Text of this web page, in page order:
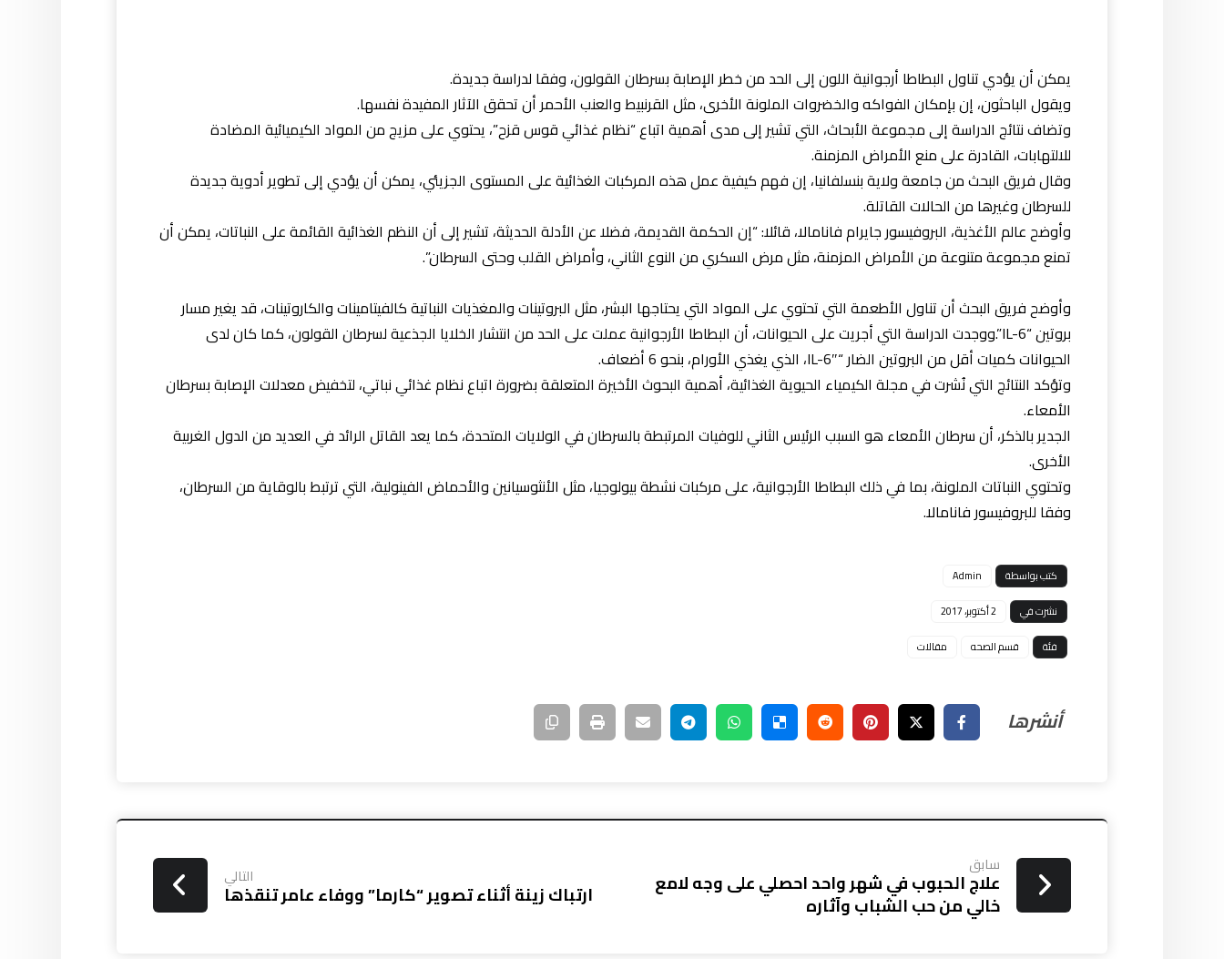
يمكن أن يؤدي تناول البطاطا أرجوانية اللون إلى الحد من خطر الإصابة بسرطان القولون، وفقا لدراسة جديدة.
ويقول الباحثون، إن بإمكان الفواكه والخضروات الملونة الأخرى، مثل القرنبيط والعنب الأحمر أن تحقق الآثار المفيدة نفسها.
وتضاف نتائج الدراسة إلى مجموعة الأبحاث، التي تشير إلى مدى أهمية اتباع “نظام غذائي قوس قزح”، يحتوي على مزيج من المواد الكيميائية المضادة
للالتهابات، القادرة على منع الأمراض المزمنة.
وقال فريق البحث من جامعة ولاية بنسلفانيا، إن فهم كيفية عمل هذه المركبات الغذائية على المستوى الجزيئي، يمكن أن يؤدي إلى تطوير أدوية جديدة
للسرطان وغيرها من الحالات القاتلة.
وأوضح عالم الأغذية، البروفيسور جايرام فانامالا، قائلا: “إن الحكمة القديمة، فضلا عن الأدلة الحديثة، تشير إلى أن النظم الغذائية القائمة على النباتات، يمكن أن
تمنع مجموعة متنوعة من الأمراض المزمنة، مثل مرض السكري من النوع الثاني، وأمراض القلب وحتى السرطان”.
وأوضح فريق البحث أن تناول الأطعمة التي تحتوي على المواد التي يحتاجها البشر، مثل البروتينات والمغذيات النباتية كالفيتامينات والكاروتينات، قد يغير مسار
بروتين “IL-6”.ووجدت الدراسة التي أجريت على الحيوانات، أن البطاطا الأرجوانية عملت على الحد من انتشار الخلايا الجذعية لسرطان القولون، كما كان لدى
الحيوانات كميات أقل من البروتين الضار “IL-6″، الذي يغذي الأورام، بنحو 6 أضعاف.
وتؤكد النتائج التي نُشرت في مجلة الكيمياء الحيوية الغذائية، أهمية البحوث الأخيرة المتعلقة بضرورة اتباع نظام غذائي نباتي، لتخفيض معدلات الإصابة بسرطان
الأمعاء.
الجدير بالذكر، أن سرطان الأمعاء هو السبب الرئيس الثاني للوفيات المرتبطة بالسرطان في الولايات المتحدة، كما يعد القاتل الرائد في العديد من الدول الغربية
الأخرى.
وتحتوي النباتات الملونة، بما في ذلك البطاطا الأرجوانية، على مركبات نشطة بيولوجيا، مثل الأنثوسيانين والأحماض الفينولية، التي ترتبط بالوقاية من السرطان،
وفقا للبروفيسور فانامالا.
كتب بواسطة
Admin
نشرت في
2 أكتوبر، 2017
فئة
قسم الصحه مقالات
سابق
علاج الحبوب في شهر واحد احصلي على وجه لامع
خالي من حب الشباب وآثاره
التالي
ارتباك زينة أثناء تصوير “كارما” ووفاء عامر تنقذها